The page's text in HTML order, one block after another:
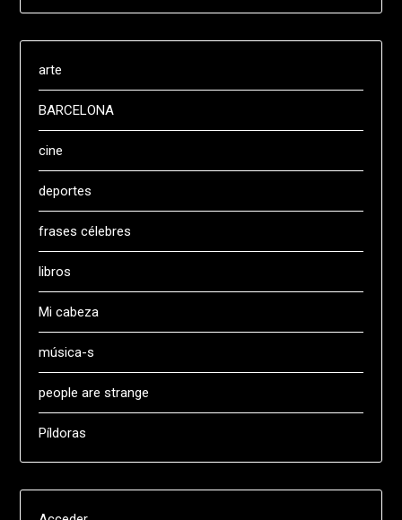
arte
BARCELONA
cine
deportes
frases célebres
libros
Mi cabeza
música-s
people are strange
Píldoras